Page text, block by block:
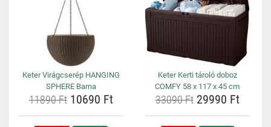
Keter Virágcserép HANGING
SPHERE Barna
11890 Ft10690 Ft
Keter Kerti tároló doboz
COMFY 58 x 117 x 45 cm
33090 Ft29990 Ft